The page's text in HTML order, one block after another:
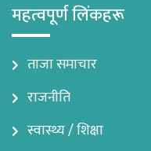
महत्वपूर्ण लिंकहरू
ताजा समाचार
राजनीति
स्वास्थ्य / शिक्षा